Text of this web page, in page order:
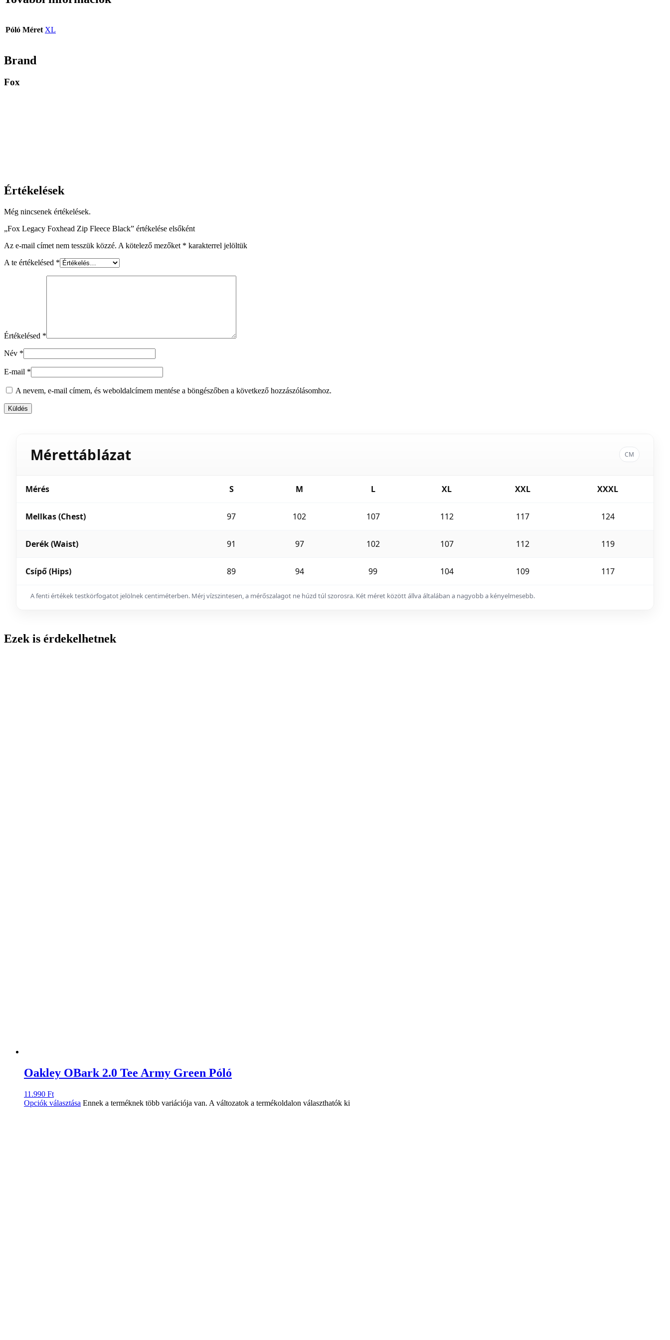
Póló Méret XL
Brand
Fox
Értékelések
Még nincsenek értékelések.
„Fox Legacy Foxhead Zip Fleece Black” értékelése elsőként
Az e-mail címet nem tesszük közzé. A kötelező mezőket * karakterrel jelöltük
A te értékelésed *
Értékelésed *
Név *
E-mail *
A nevem, e-mail címem, és weboldalcímem mentése a böngészőben a következő hozzászólásomhoz.
Mérettáblázat CM
Mérés S M L XL XXL XXXL
Mellkas (Chest) 97 102 107 112 117 124
Derék (Waist) 91 97 102 107 112 119
Csípő (Hips) 89 94 99 104 109 117
A fenti értékek testkörfogatot jelölnek centiméterben. Mérj vízszintesen, a mérőszalagot ne húzd túl szorosra. Két méret között állva általában a nagyobb a kényelmesebb.
Ezek is érdekelhetnek
Oakley OBark 2.0 Tee Army Green Póló
11.990 Ft
Opciók választása Ennek a terméknek több variációja van. A változatok a termékoldalon választhatók ki